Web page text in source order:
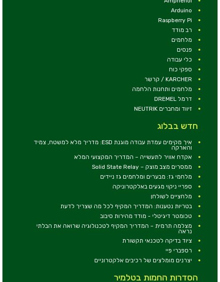
Arduino
Raspberry Pi
רב מודד
מלחמים
פנסים
כלי עבודה
ספקי כוח
KARCHER / קרשר
מלחמים ותחנות הלחמה
דרמל DREMEL
זיווד ומחברים NEUTRIK
חדש בבלוג
איך מקימים עמדת עבודה מוגנת ESD: מדריך מלא למשטח, צמיד
והארקה
אקדח אוויר לתעשייה – המדריך המקצועי המלא
ממסרים מצב מוצק – Solid State Relay
מלחמי גז: מבערים ומלחמים גז ניידים
ספריי ניקוי מגעים באלקטרוניקה
מלחציים לשולחן
בטריות נטענות: המדריך המקיף לכל מה שצריך לדעת
טכומטר דיגיטלי - מודד מהירות סיבוב
מצלמה תרמית – המדריך המקיף לטכנולוגיה שרואה את הבלתי
נראה
ציוד בדיקה לטכנאי תקשורת
רספברי פיי
יצרנים מומלצים של רכיבים אלקטרוניים
הסדרות החמות בטלמיר